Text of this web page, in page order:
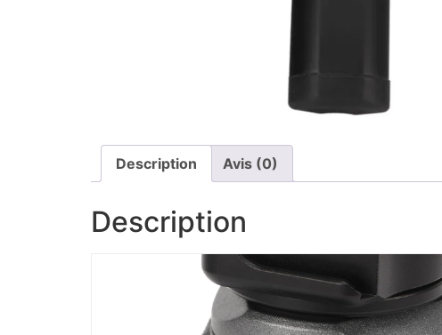
Description Avis (0)
Description